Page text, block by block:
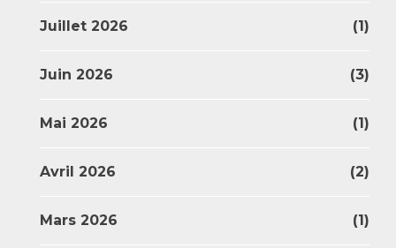
Juillet 2026 (1)
Juin 2026 (3)
Mai 2026 (1)
Avril 2026 (2)
Mars 2026 (1)